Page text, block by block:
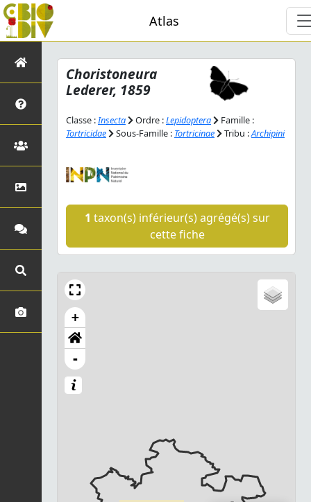
Atlas
Choristoneura
Lederer, 1859
Classe :Insecta Ordre :Lepidoptera
Famille :
Tortricidae
Sous-Famille : Tortricinae Tribu :Archipini
1 taxon(s) inférieur(s) agrégé(s) sur
cette fiche
+
-